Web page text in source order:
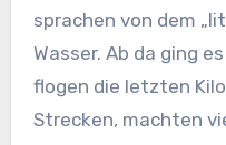
sprachen von dem
Wasser. Ab da ging
flogen die letzten
Strecken, machten